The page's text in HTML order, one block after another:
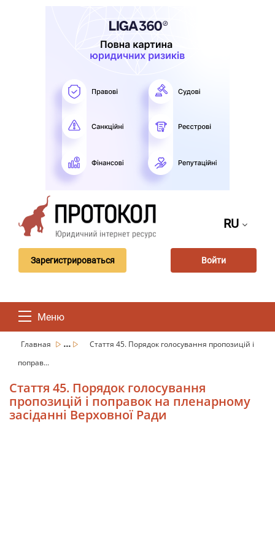
RU
Зарегистрироваться Войти
Меню
Главная ...
Стаття 45. Порядок голосування пропозицій і
поправ...
Стаття 45. Порядок голосування
пропозицій і поправок на пленарному
засіданні Верховної Ради